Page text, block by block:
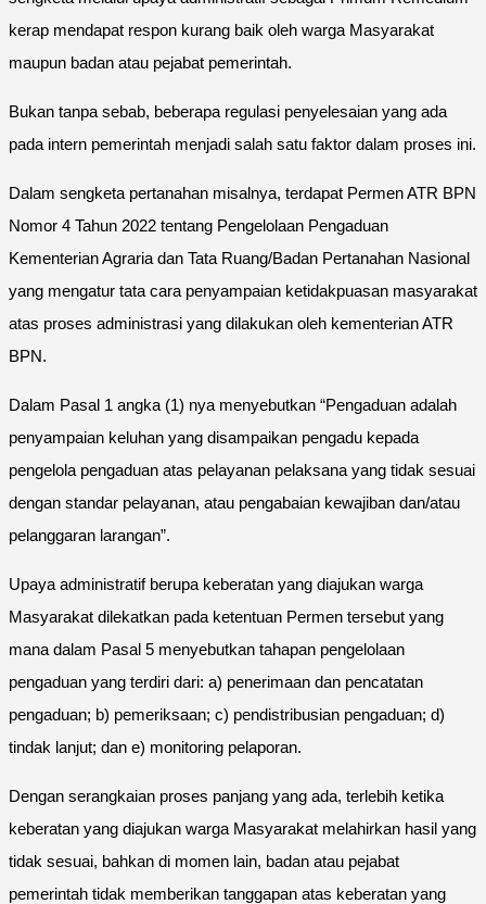
kerap mendapat respon kurang baik oleh warga Masyarakat
maupun badan atau pejabat pemerintah.
Bukan tanpa sebab, beberapa regulasi penyelesaian yang ada
pada intern pemerintah menjadi salah satu faktor dalam proses ini.
Dalam sengketa pertanahan misalnya, terdapat Permen ATR BPN
Nomor 4 Tahun 2022 tentang Pengelolaan Pengaduan
Kementerian Agraria dan Tata Ruang/Badan Pertanahan Nasional
yang mengatur tata cara penyampaian ketidakpuasan masyarakat
atas proses administrasi yang dilakukan oleh kementerian ATR
BPN.
Dalam Pasal 1 angka (1) nya menyebutkan “Pengaduan adalah
penyampaian keluhan yang disampaikan pengadu kepada
pengelola pengaduan atas pelayanan pelaksana yang tidak sesuai
dengan standar pelayanan, atau pengabaian kewajiban dan/atau
pelanggaran larangan”.
Upaya administratif berupa keberatan yang diajukan warga
Masyarakat dilekatkan pada ketentuan Permen tersebut yang
mana dalam Pasal 5 menyebutkan tahapan pengelolaan
pengaduan yang terdiri dari: a) penerimaan dan pencatatan
pengaduan; b) pemeriksaan; c) pendistribusian pengaduan; d)
tindak lanjut; dan e) monitoring pelaporan.
Dengan serangkaian proses panjang yang ada, terlebih ketika
keberatan yang diajukan warga Masyarakat melahirkan hasil yang
tidak sesuai, bahkan di momen lain, badan atau pejabat
pemerintah tidak memberikan tanggapan atas keberatan yang